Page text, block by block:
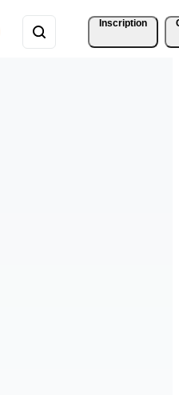
Inscription